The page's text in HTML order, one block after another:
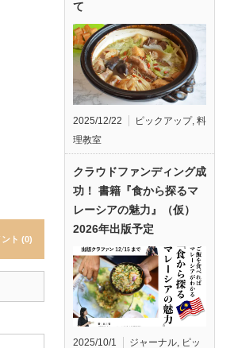
ント (0)
て
2025/12/22 ピックアップ, 料
理教室
クラウドファンディング成
功！ 書籍『食から探るマ
レーシアの魅力』（仮）
2026年出版予定
2025/10/1 ジャーナル, ピッ